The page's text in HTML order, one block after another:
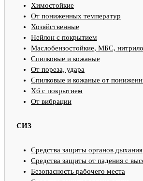
Химостойкие
От пониженных температур
Хозяйственные
Нейлон с покрытием
Маслобензостойкие, МБС,
Спилковые и кожаные
От пореза, удара
Спилковые и кожаные от
Хб с покрытием
От вибрации
СИЗ
Средства защиты органов дыхания
Средства защиты от падения с
Безопасность рабочего места